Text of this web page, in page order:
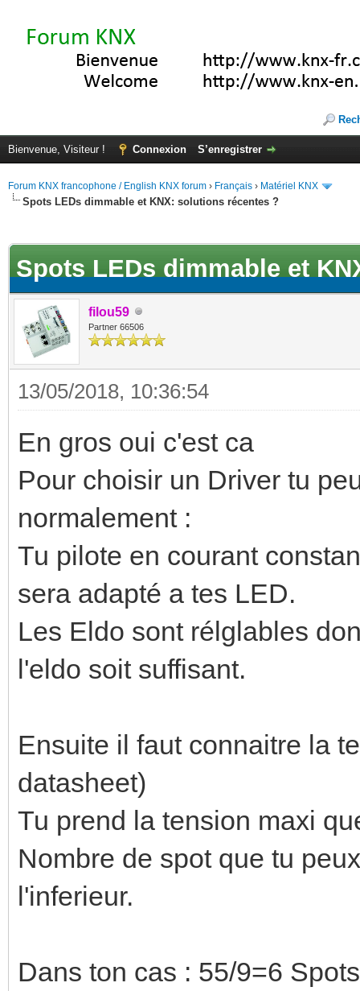
Bienvenue, Visiteur ! Connexion S’enregistrer
Forum KNX francophone / English KNX forum › Français › Matériel KNX
Spots LEDs dimmable et KNX: solutions récentes ?
Spots LEDs dimmable et
filou59
Partner 66506
13/05/2018, 10:36:54
En gros oui c'est ca
Pour choisir un Driver tu
normalement :
Tu pilote en courant
sera adapté a tes LED.
Les Eldo sont rélglables
l'eldo soit suffisant.
Ensuite il faut connaitre la
datasheet)
Tu prend la tension maxi
Nombre de spot que tu
l'inferieur.
Dans ton cas : 55/9=6